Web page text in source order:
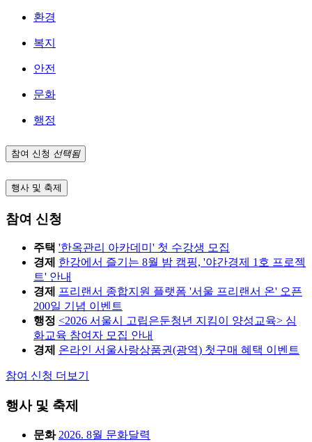
환경
복지
안전
문화
행정
참여 신청 선택됨
행사 및 축제
참여 신청
주택 '한옥관리 아카데미' 첫 수강생 모집
경제
한강에서 즐기는 8월 밤 캠핑, '야간경제 1호 프로젝
트' 안내
경제
프리랜서 종합지원 플랫폼 '서울 프리랜서 온' 오픈
200일 기념 이벤트
행정 <2026 서울시 고립은둔청년 지킴이 양성교육> 심
화교육 참여자 모집 안내
경제
온라인 서울사랑상품권(광역) 첫구매 혜택 이벤트
참여 신청 더보기
행사 및 축제
문화 2026. 8월 문화달력